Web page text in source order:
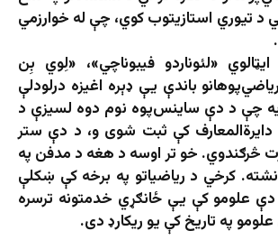
د تیوري استازیتوب کوي، چې له خوارزمي
«لئوناردو فيبوناچي»، «لِوي بِن
باندې يې ډېره اغیزه درلودلې
چې د دې ساینس‌پوه نوم دوه لسیزې د
دايرة‌المعارف کې ثبت شوی و، د دې ستر
څرګندوي. خو تر اوسه د هغه د مدفن په
کرخي د ریاضياتو په برخه کې ښکلې
دې علومو کې یې ځانګړي خدمتونه ترسره
په تاریخ کې یو ریکارډ دی.